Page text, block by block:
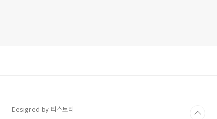
Designed by 티스토리